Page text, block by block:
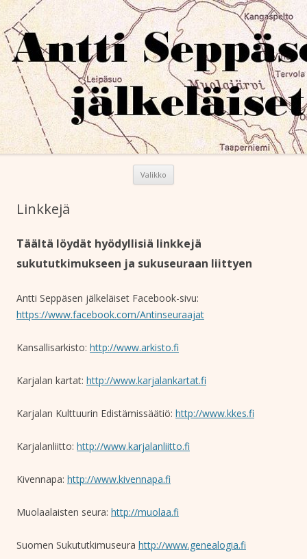
Antti Seppäsen jälkeläiset ry
Valikko
Linkkejä
Täältä löydät hyödyllisiä linkkejä
sukututkimukseen ja sukuseuraan liittyen
Antti Seppäsen jälkeläiset Facebook-sivu:
https://www.facebook.com/Antinseuraajat
Kansallisarkisto: http://www.arkisto.fi
Karjalan kartat: http://www.karjalankartat.fi
Karjalan Kulttuurin Edistämissäätiö: http://www.kkes.fi
Karjalanliitto: http://www.karjalanliitto.fi
Kivennapa: http://www.kivennapa.fi
Muolaalaisten seura: http://muolaa.fi
Suomen Sukututkimuseura http://www.genealogia.fi